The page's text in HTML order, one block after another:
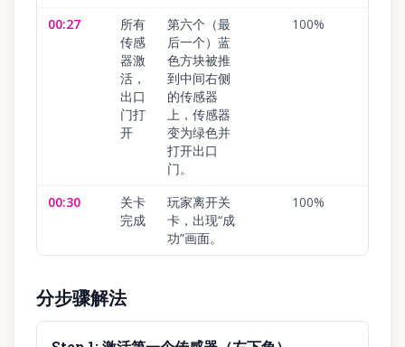
00:27
所有
传感
器激
活，
出口
门打
开
第六个（最
后一个）蓝
色方块被推
到中间右侧
的传感器
上，传感器
变为绿色并
打开出口
门。
100%
00:30
关卡
完成
玩家离开关
卡，出现“成
功”画面。
100%
分步骤解法